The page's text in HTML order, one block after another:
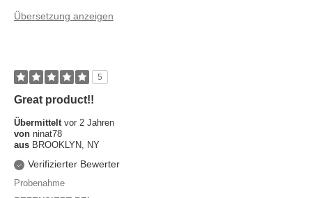
Übersetzung anzeigen
5
Great product!!
Übermittelt vor 2 Jahren
von ninat78
aus BROOKLYN, NY
Verifizierter Bewerter
Probenahme